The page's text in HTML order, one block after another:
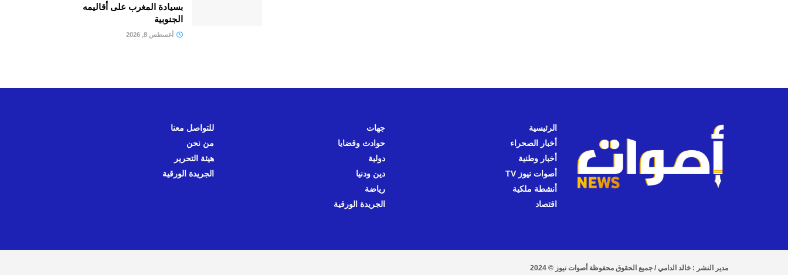
بسيادة المغرب على أقاليمه
الجنوبية
أغسطس 8, 2026
الرئيسية
أخبار الصحراء
أخبار وطنية
أصوات نيوز TV
أنشطة ملكية
اقتصاد
جهات
حوادث وقضايا
دولية
دين ودنيا
رياضة
الجريدة الورقية
للتواصل معنا
من نحن
هيئة التحرير
الجريدة الورقية
مدير النشر : خالد الدامي / جميع الحقوق محفوظة أصوات نيوز © 2024